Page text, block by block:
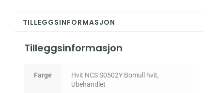
TILLEGGSINFORMASJON
Tilleggsinformasjon
Farge
Hvit NCS S0502Y Bomull hvit,
Ubehandlet